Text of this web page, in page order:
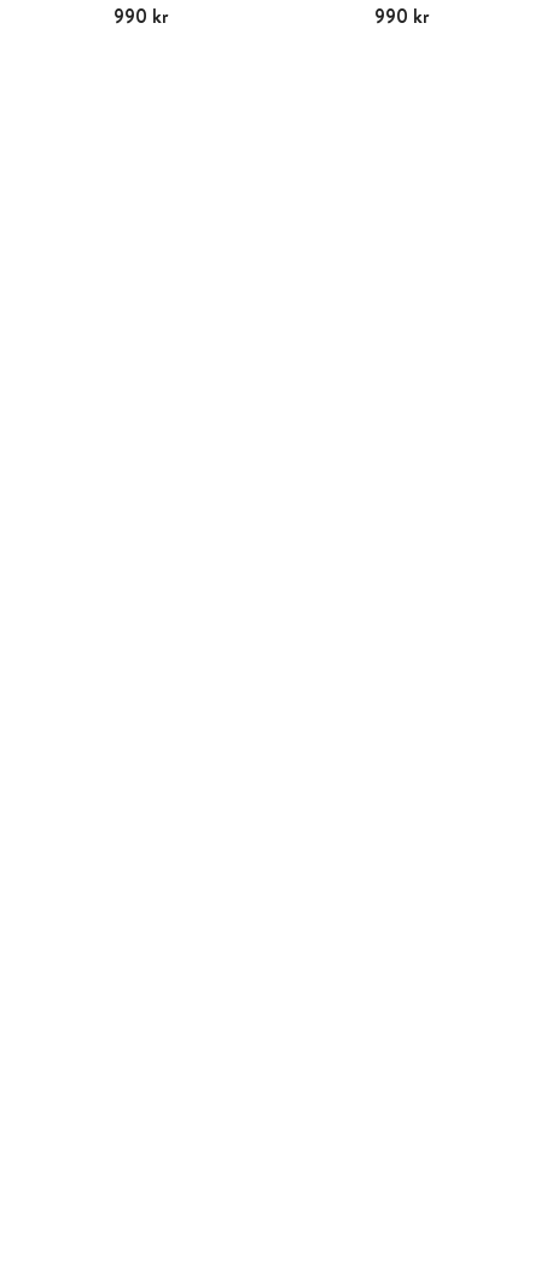
Pris:990 kr
990 kr
Pris:990 kr
990 kr